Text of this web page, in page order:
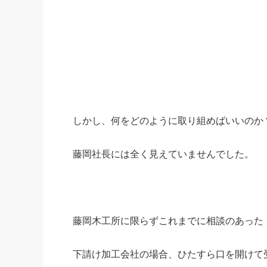
しかし、何をどのように取り組めばいいのか
藤岡社長には全く見えていませんでした。
藤岡木工所に限らずこれまでに相談のあった
下請け加工会社の場合、ひたすら口を開けて